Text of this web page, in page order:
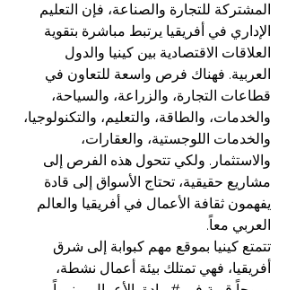
المشتركة للتجارة والصناعة، فإن التعليم
الإداري في أفريقيا يرتبط مباشرة بتقوية
العلاقات الاقتصادية بين كينيا والدول
العربية. فهناك فرص واسعة للتعاون في
قطاعات التجارة، والزراعة، والسياحة،
والخدمات، والطاقة، والتعليم، والتكنولوجيا،
والخدمات اللوجستية، والعقارات،
والاستثمار. ولكي تتحول هذه الفرص إلى
مشاريع حقيقية، تحتاج الأسواق إلى قادة
يفهمون ثقافة الأعمال في أفريقيا والعالم
العربي معاً.
تتمتع كينيا بموقع مهم كبوابة إلى شرق
أفريقيا، فهي تمتلك بيئة أعمال نشطة،